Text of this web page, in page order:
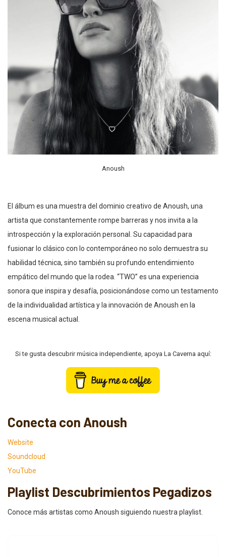
Anoush
El álbum es una muestra del dominio creativo de Anoush, una
artista que constantemente rompe barreras y nos invita a la
introspección y la exploración personal. Su capacidad para
fusionar lo clásico con lo contemporáneo no solo demuestra su
habilidad técnica, sino también su profundo entendimiento
empático del mundo que la rodea. “TWO” es una experiencia
sonora que inspira y desafía, posicionándose como un testamento
de la individualidad artística y la innovación de Anoush en la
escena musical actual.
Si te gusta descubrir música independiente, apoya La Caverna aquí:
Conecta con Anoush
Website
Soundcloud
YouTube
Playlist Descubrimientos Pegadizos
Conoce más artistas como Anoush siguiendo nuestra playlist.